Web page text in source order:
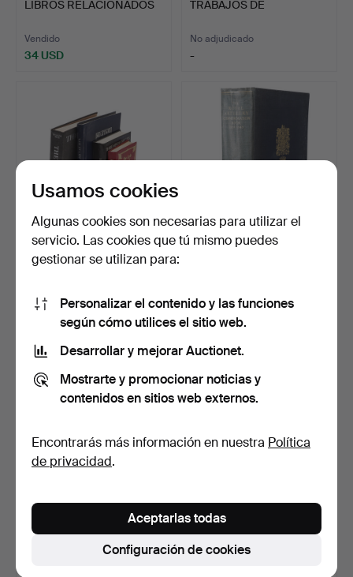
touch if I can help in any way
LIBROS RELACIONADOS
Vendido
34 USD
TRABAJOS DE
No adjudicado
-
639.J.A. BOWMAN 'THIRD
REICH DAGGERS 1933 -
No adjudicado No adjudicado
-
COLECCIÓN DE LIBROS
DE HISTORIA M…
661.UNA COLECCIÓN DE
LIBROS SOBRE PISTOLAS
Y O…
Usamos cookies
Algunas cookies son necesarias para utilizar el
servicio. Las cookies que tú mismo puedes
gestionar se utilizan para:
Personalizar el contenido y las funciones
según cómo utilices el sitio web.
Desarrollar y mejorar Auctionet.
Mostrarte y promocionar noticias y
contenidos en sitios web externos.
Encontrarás más información en nuestra Política
de privacidad.
Configuración de cookies
Aceptarlas todas